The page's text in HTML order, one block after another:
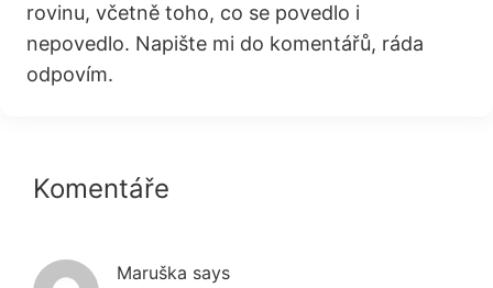
rovinu, včetně toho, co se povedlo i
nepovedlo. Napište mi do komentářů, ráda
odpovím.
Interactions
Komentáře
Maruška says